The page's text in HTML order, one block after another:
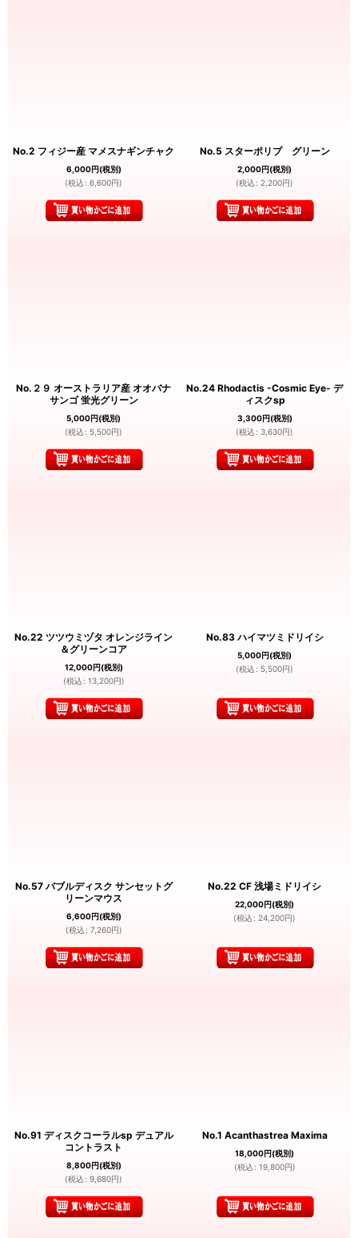
No.2 フィジー産 マメスナギンチャク
6,000円(税別)
(税込: 6,600円)
No.5 スターポリプ グリーン
2,000円(税別)
(税込: 2,200円)
No.２９ オーストラリア産 オオバナ
サンゴ 蛍光グリーン
5,000円(税別)
(税込: 5,500円)
No.24 Rhodactis -Cosmic Eye- デ
ィスクsp
3,300円(税別)
(税込: 3,630円)
No.22 ツツウミヅタ オレンジライン
＆グリーンコア
12,000円(税別)
(税込: 13,200円)
No.83 ハイマツミドリイシ
5,000円(税別)
(税込: 5,500円)
No.57 バブルディスク サンセットグ
リーンマウス
6,600円(税別)
(税込: 7,260円)
No.22 CF 浅場ミドリイシ
22,000円(税別)
(税込: 24,200円)
No.91 ディスクコーラルsp デュアル
コントラスト
8,800円(税別)
(税込: 9,680円)
No.1 Acanthastrea Maxima
18,000円(税別)
(税込: 19,800円)